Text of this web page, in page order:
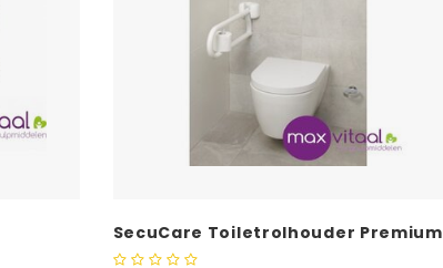
SecuCare Toiletrolhouder Premium
Wit